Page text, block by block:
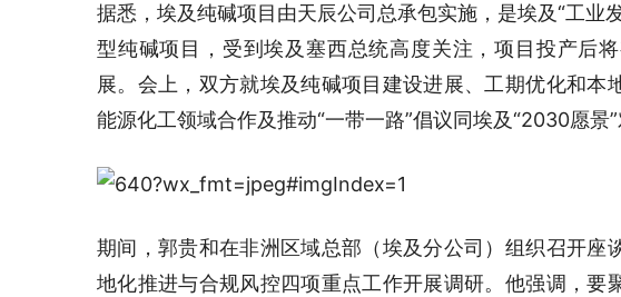
据悉，埃及纯碱项目由天辰公司总承包实施，是埃及“工业
型纯碱项目，受到埃及塞西总统高度关注，项目投产后
展。会上，双方就埃及纯碱项目建设进展、工期优化和本
能源化工领域合作及推动“一带一路”倡议同埃及“2030愿景”
期间，郭贵和在非洲区域总部（埃及分公司）组织召开座
地化推进与合规风控四项重点工作开展调研。他强调，要